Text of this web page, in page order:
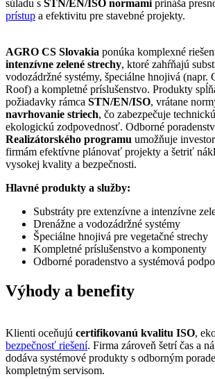
súladu s STN/EN/ISO normami prináša
prístup a efektivitu pre stavebné projekty.
AGRO CS Slovakia ponúka komplexné
intenzívne zelené strechy, ktoré zahŕňajú
vodozádržné systémy, špeciálne hnojivá (napr.
Roof) a kompletné príslušenstvo. Produkty
požiadavky rámca STN/EN/ISO, vrátane
navrhovanie striech, čo zabezpečuje
ekologickú zodpovednosť. Odborné
Realizátorského programu umožňuje
firmám efektívne plánovať projekty a šetriť
vysokej kvality a bezpečnosti.
Hlavné produkty a služby:
Substráty pre extenzívne a intenzívne
Drenážne a vodozádržné systémy
Špeciálne hnojivá pre vegetačné strechy
Kompletné príslušenstvo a komponenty
Odborné poradenstvo a systémová
Výhody a benefity
Klienti oceňujú certifikovanú kvalitu ISO,
bezpečnosť riešení. Firma zároveň šetrí čas a
dodáva systémové produkty s odborným
kompletným servisom.